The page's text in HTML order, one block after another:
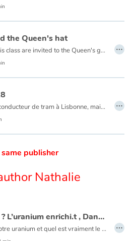
the Queen's hat
Charlie and his class are invited to the Queen's garden party. Everyone dresses up and a bus takes them to Buckingham Palace. The Queen nally arrives, but the wind blows her hat away! A crazy search begins...
…
Amadeo est conducteur de tram à Lisbonne, mais pas un conducteur de tram comme les autres. Dans son Éléctrico 28, c’est le grand bonheur : les gens tombent tous amoureux grâce à sa panoplie de manœuvres habiles et amusantes. Tous ? Sauf Amadeo lui-même, qui a pourtant un cœur grand comme ça… Au bout de sa course, le conducteur de ce tramway emblématique de la capitale portugaise trouvera-t-il sa dulcinée ? …
publisher
Nathalie
Et demain ? L’uranium enrichi.t , Dans le froid qui mord
"D’où vient notre uranium et quel est vraiment le prix environnemental, social et sanitaire de son extraction? Pourquoi de nombreux Africains quittent aujourd'hui leurs terres ancestrales pour rejoindre l’Europe ? …